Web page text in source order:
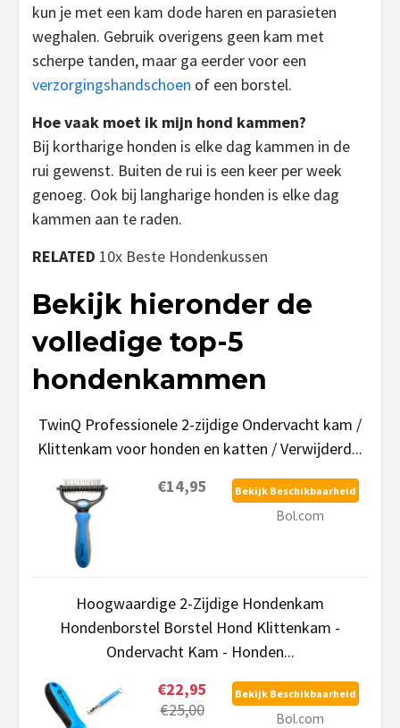
kun je met een kam dode haren en parasieten
weghalen. Gebruik overigens geen kam met
scherpe tanden, maar ga eerder voor een
verzorgingshandschoen of een borstel.
Hoe vaak moet ik mijn hond kammen?
Bij kortharige honden is elke dag kammen in de
rui gewenst. Buiten de rui is een keer per week
genoeg. Ook bij langharige honden is elke dag
kammen aan te raden.
RELATED 10x Beste Hondenkussen
Bekijk hieronder de
volledige top-5
hondenkammen
TwinQ Professionele 2-zijdige Ondervacht kam /
Klittenkam voor honden en katten / Verwijderd...
€14,95
Bekijk Beschikbaarheid
Bol.com
Hoogwaardige 2-Zijdige Hondenkam
Hondenborstel Borstel Hond Klittenkam -
Ondervacht Kam - Honden...
€22,95
€25,00
Bekijk Beschikbaarheid
Bol.com